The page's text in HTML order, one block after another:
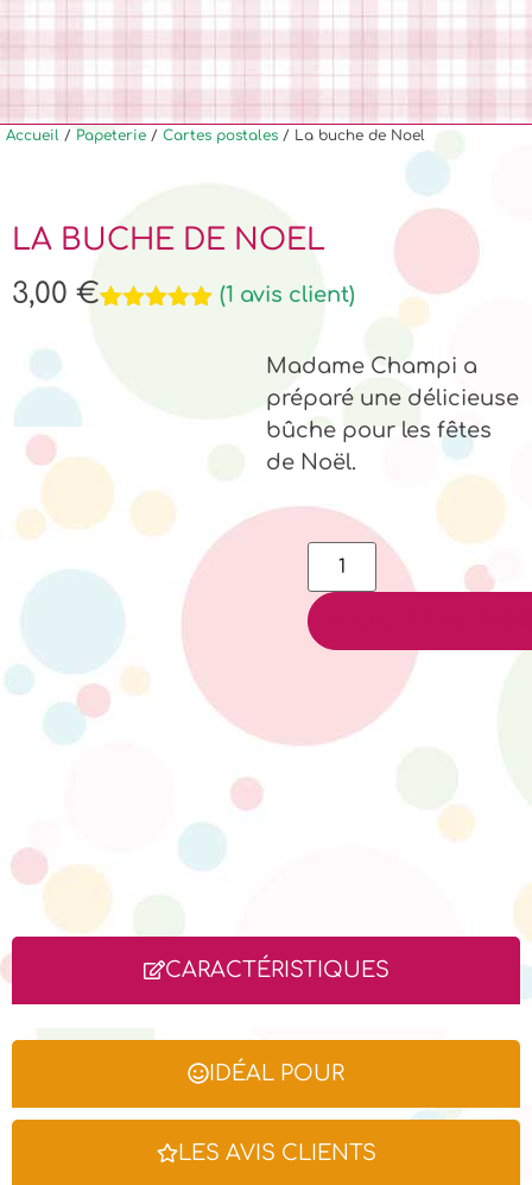
Accueil / Papeterie / Cartes postales / La buche de Noel
LA BUCHE DE NOEL
3,00 € (1 avis client)
Madame Champi a
préparé une délicieuse
bûche pour les fêtes
de Noël.
CARACTÉRISTIQUES
IDÉAL POUR
LES AVIS CLIENTS